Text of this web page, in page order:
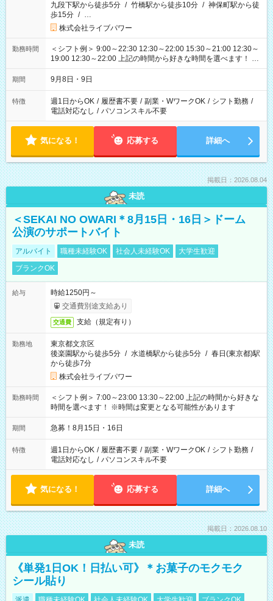
九段下駅から徒歩5分 / 竹橋駅から徒歩10分 / 神保町駅から徒
歩15分 / …
株式会社ライブパワー
勤務時間
＜シフト例＞ 9:00～22:30 12:30～22:00 15:30～21:00 12:30～
19:00 12:30～22:00 上記の時間から好きな時間を選べます！ ※
時間は変更となる可能性があります
期間 9月8日・9日
特徴 週1日からOK / 履歴書不要 / 副業・WワークOK / シフト勤務 /
電話対応なし / パソコンスキル不要
気になる！ 応募する 詳細へ
掲載日：2026.08.04
未読
＜SEKAI NO OWARI＊8月15日・16日＞ドーム
公演のサポートバイト
アルバイト 職種未経験OK 社会人未経験OK
大学生歓迎
ブランクOK
給与
時給1250円～
交通費別途支給あり
交通費 支給（規定有り）
勤務地
東京都文京区
後楽園駅から徒歩5分 / 水道橋駅から徒歩5分 / 春日(東京都)駅
から徒歩7分
株式会社ライブパワー
勤務時間
＜シフト例＞ 7:00～23:00 13:30～22:00 上記の時間から好きな
時間を選べます！ ※時間は変更となる可能性があります
期間 急募！8月15日・16日
特徴 週1日からOK / 履歴書不要 / 副業・WワークOK / シフト勤務 /
電話対応なし / パソコンスキル不要
気になる！ 応募する 詳細へ
掲載日：2026.08.10
未読
《単発1日OK！日払い可》＊お菓子のモクモク
シール貼り